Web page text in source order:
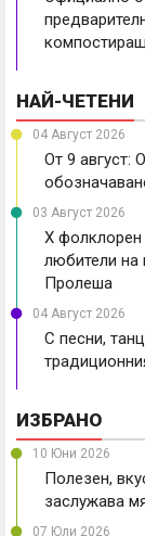
НАЙ-ЧЕТЕНИ
04 Август 2026
От 9 август:
03 Август 2026
X фолклорен
любители на
Пролеша
04 Август 2026
С песни,
ИЗБРАНО
10 Юни 2026
Полезен,
заслужава
07 Юли 2026